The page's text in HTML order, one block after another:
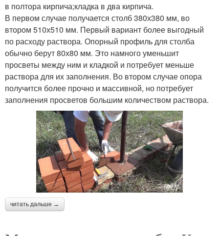
в полтора кирпича;кладка в два кирпича.
В первом случае получается столб 380х380 мм, во
втором 510х510 мм. Первый вариант более выгодный
по расходу раствора. Опорный профиль для столба
обычно берут 80х80 мм. Это намного уменьшит
просветы между ним и кладкой и потребует меньше
раствора для их заполнения. Во втором случае опора
получится более прочно и массивной, но потребует
заполнения просветов большим количеством раствора.
читать дальше →